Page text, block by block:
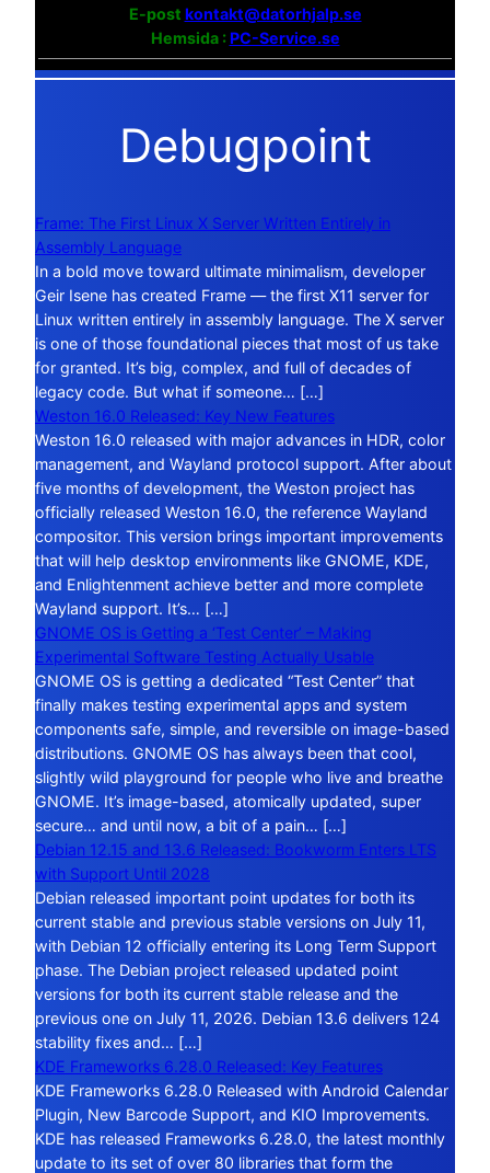
E-post kontakt@datorhjalp.se
Hemsida :PC-Service.se
Debugpoint
Frame: The First Linux X Server Written Entirely in
Assembly Language
In a bold move toward ultimate minimalism, developer
Geir Isene has created Frame — the first X11 server for
Linux written entirely in assembly language. The X server
is one of those foundational pieces that most of us take
for granted. It’s big, complex, and full of decades of
legacy code. But what if someone… […]
Weston 16.0 Released: Key New Features
Weston 16.0 released with major advances in HDR, color
management, and Wayland protocol support. After about
five months of development, the Weston project has
officially released Weston 16.0, the reference Wayland
compositor. This version brings important improvements
that will help desktop environments like GNOME, KDE,
and Enlightenment achieve better and more complete
Wayland support. It’s… […]
GNOME OS is Getting a ‘Test Center’ – Making
Experimental Software Testing Actually Usable
GNOME OS is getting a dedicated “Test Center” that
finally makes testing experimental apps and system
components safe, simple, and reversible on image-based
distributions. GNOME OS has always been that cool,
slightly wild playground for people who live and breathe
GNOME. It’s image-based, atomically updated, super
secure… and until now, a bit of a pain… […]
Debian 12.15 and 13.6 Released: Bookworm Enters LTS
with Support Until 2028
Debian released important point updates for both its
current stable and previous stable versions on July 11,
with Debian 12 officially entering its Long Term Support
phase. The Debian project released updated point
versions for both its current stable release and the
previous one on July 11, 2026. Debian 13.6 delivers 124
stability fixes and… […]
KDE Frameworks 6.28.0 Released: Key Features
KDE Frameworks 6.28.0 Released with Android Calendar
Plugin, New Barcode Support, and KIO Improvements.
KDE has released Frameworks 6.28.0, the latest monthly
update to its set of over 80 libraries that form the